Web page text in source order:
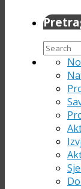
Search
for: